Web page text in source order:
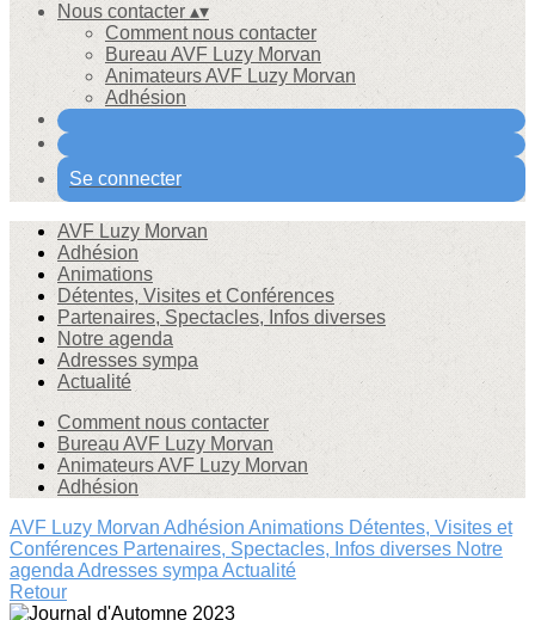
Nous contacter ▴▾
Comment nous contacter
Bureau AVF Luzy Morvan
Animateurs AVF Luzy Morvan
Adhésion
Se connecter
AVF Luzy Morvan
Adhésion
Animations
Détentes, Visites et Conférences
Partenaires, Spectacles, Infos diverses
Notre agenda
Adresses sympa
Actualité
Comment nous contacter
Bureau AVF Luzy Morvan
Animateurs AVF Luzy Morvan
Adhésion
AVF Luzy Morvan Adhésion Animations Détentes, Visites et
Conférences Partenaires, Spectacles, Infos diverses Notre
agenda Adresses sympa Actualité
Retour